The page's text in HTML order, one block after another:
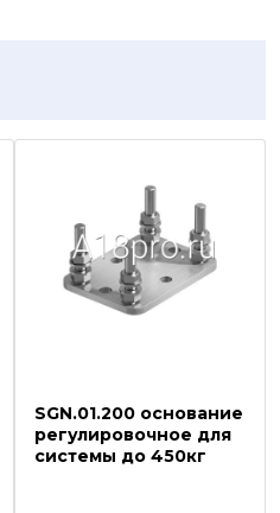
SGN.01.200 основание
регулировочное для
системы до 450кг